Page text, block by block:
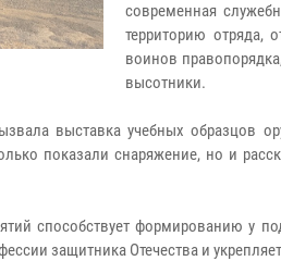
современная
территорию отряда,
воинов
высотники.
выставка учебных образцов
показали снаряжение, но и
способствует формированию у
защитника Отечества и